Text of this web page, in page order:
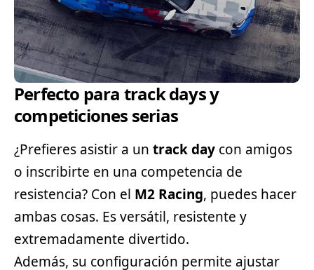
Perfecto para track days y
competiciones serias
¿Prefieres asistir a un track day con amigos
o inscribirte en una competencia de
resistencia? Con el M2 Racing, puedes hacer
ambas cosas. Es versátil, resistente y
extremadamente divertido.
Además, su configuración permite ajustar